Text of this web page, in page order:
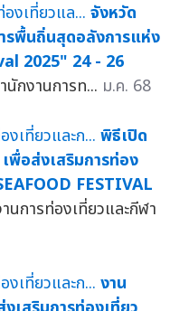
จังหวัด
รพื้นถิ่นสุดอลังการแห่ง
2025" 24 - 26
กงานการท... ม.ค. 68
พิธีเปิด
พื่อส่งเสริมการท่อง
FESTIVAL
การท่องเที่ยวและกีฬา
งาน